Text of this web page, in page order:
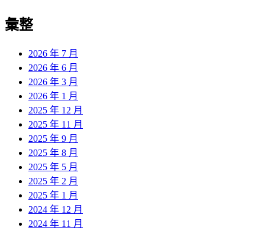
彙整
2026 年 7 月
2026 年 6 月
2026 年 3 月
2026 年 1 月
2025 年 12 月
2025 年 11 月
2025 年 9 月
2025 年 8 月
2025 年 5 月
2025 年 2 月
2025 年 1 月
2024 年 12 月
2024 年 11 月